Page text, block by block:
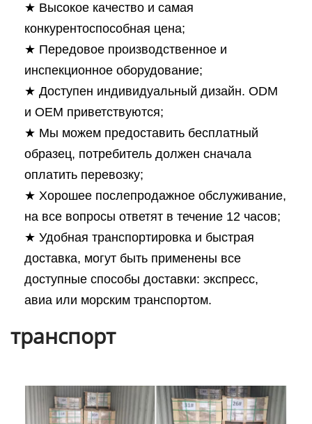
★ Высокое качество и самая
конкурентоспособная цена;
★ Передовое производственное и
инспекционное оборудование;
★ Доступен индивидуальный дизайн. ODM
и OEM приветствуются;
★ Мы можем предоставить бесплатный
образец, потребитель должен сначала
оплатить перевозку;
★ Хорошее послепродажное обслуживание,
на все вопросы ответят в течение 12 часов;
★ Удобная транспортировка и быстрая
доставка, могут быть применены все
доступные способы доставки: экспресс,
авиа или морским транспортом.
транспорт